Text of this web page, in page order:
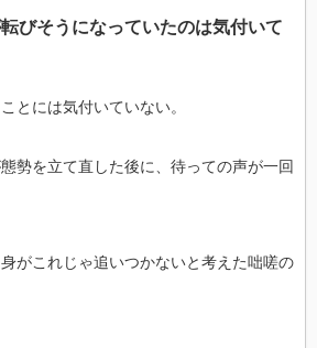
びそうになっていたのは気付いて
とには気付いていない。
勢を立て直した後に、待っての声が一回
がこれじゃ追いつかないと考えた咄嗟の